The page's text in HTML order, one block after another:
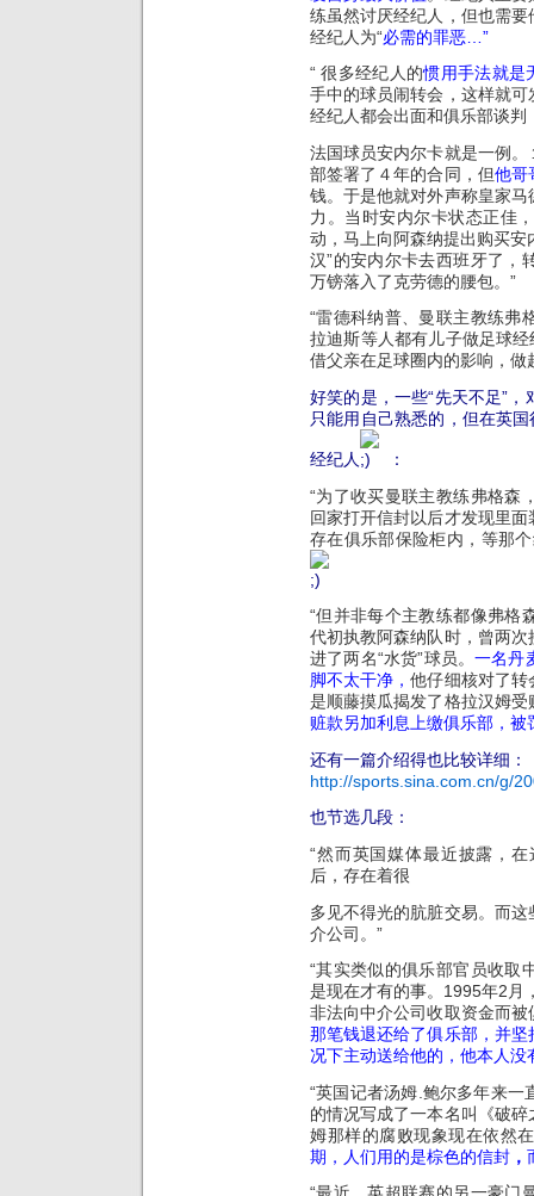
练虽然讨厌经纪人，但也需
经纪人为“必需的罪恶…”
“ 很多经纪人的惯用手法就是
手中的球员闹转会，这样就
经纪人都会出面和俱乐部谈判
法国球员安内尔卡就是一例
部签署了４年的合同，但他哥
钱。于是他就对外声称皇家
力。当时安内尔卡状态正佳
动，马上向阿森纳提出购买安
汉”的安内尔卡去西班牙了，
万镑落入了克劳德的腰包。”
“雷德科纳普、曼联主教练弗
拉迪斯等人都有儿子做足球
借父亲在足球圈内的影响，做
好笑的是，一些“先天不足”
只能用自己熟悉的，但在英
经纪人
：
“为了收买曼联主教练弗格森
回家打开信封以后才发现里
存在俱乐部保险柜内，等那
“但并非每个主教练都像弗格
代初执教阿森纳队时，曾两
进了两名“水货”球员。一名丹
脚不太干净，他仔细核对了转
是顺藤摸瓜揭发了格拉汉姆受
赃款另加利息上缴俱乐部，被
还有一篇介绍得也比较详细：
http://sports.sina.com.cn/g/
也节选几段：
“然而英国媒体最近披露，
后，存在着很
多见不得光的肮脏交易。而
介公司。”
“其实类似的俱乐部官员收取
是现在才有的事。1995年2月
非法向中介公司收取资金而被
那笔钱退还给了俱乐部，并
况下主动送给他的，他本人
“英国记者汤姆.鲍尔多年来
的情况写成了一本名叫《破
姆那样的腐败现象现在依然
期，人们用的是棕色的信封 ，